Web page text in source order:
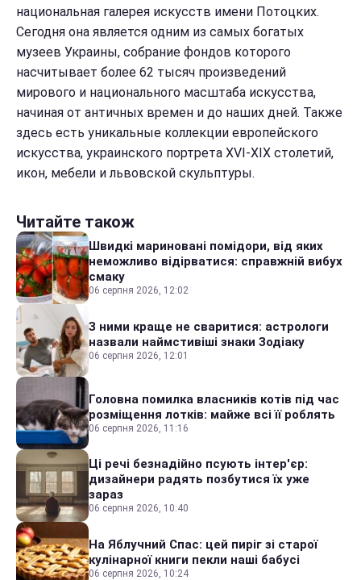
национальная галерея искусств имени Потоцких.
Сегодня она является одним из самых богатых
музеев Украины, собрание фондов которого
насчитывает более 62 тысяч произведений
мирового и национального масштаба искусства,
начиная от античных времен и до наших дней. Также
здесь есть уникальные коллекции европейского
искусства, украинского портрета XVI-XIX столетий,
икон, мебели и львовской скульптуры.
Читайте також
Швидкі мариновані помідори, від яких
неможливо відірватися: справжній вибух
смаку
06 серпня 2026, 12:02
З ними краще не сваритися: астрологи
назвали наймстивіші знаки Зодіаку
06 серпня 2026, 12:01
Головна помилка власників котів під час
розміщення лотків: майже всі її роблять
06 серпня 2026, 11:16
Ці речі безнадійно псують інтер'єр:
дизайнери радять позбутися їх уже
зараз
06 серпня 2026, 10:40
На Яблучний Спас: цей пиріг зі старої
кулінарної книги пекли наші бабусі
06 серпня 2026, 10:24